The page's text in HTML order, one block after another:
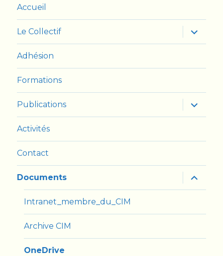
Accueil
Le Collectif
ouvrir
le
sous-
Adhésion
Formations
Publications
ouvrir
le
sous-
Activités
Contact
Documents
ouvrir
le
sous-
Intranet_membre_du_CIM
Archive CIM
OneDrive